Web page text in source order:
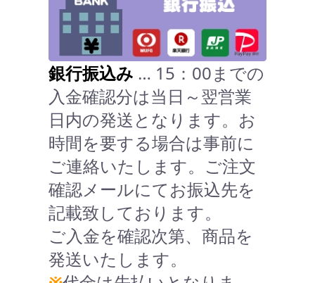
銀行振込み … 15：00までの
入金確認分は当日～翌営業
日内の発送となります。お
時間を要する場合は事前に
ご連絡いたします。ご注文
確認メールにてお振込先を
記載致しております。
ご入金を確認次第、商品を
発送いたします。